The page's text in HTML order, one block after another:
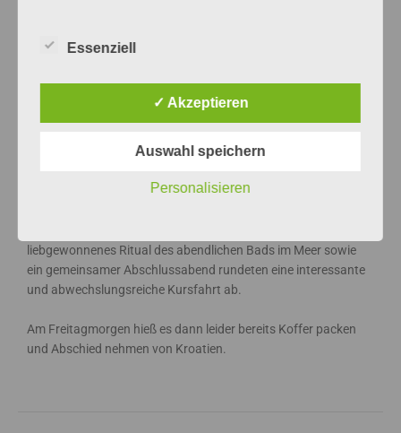
der Altstadt und
Interessantes über die
und Rovinjs. Die anschließende Freizeit nutzten viele um noch
liebgewonnenes Ritual des abendlichen Bads im Meer sowie
ein gemeinsamer Abschlussabend rundeten eine interessante
und abwechslungsreiche Kursfahrt ab.
Am Freitagmorgen hieß es dann leider bereits Koffer packen
und Abschied nehmen von Kroatien.
Essenziell
✓ Akzeptieren
Auswahl speichern
Personalisieren